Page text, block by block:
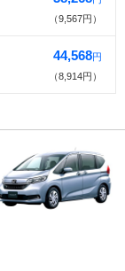
（9,567円）
44,568円
（8,914円）